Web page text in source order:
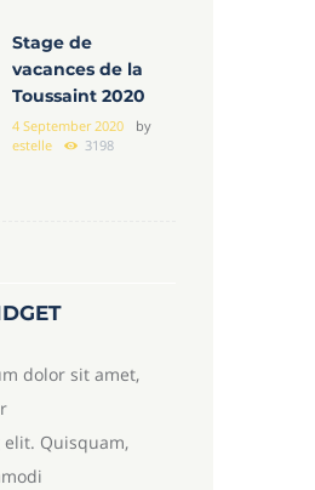
Stage de
vacances de la
Toussaint 2020
4 September 2020
by
estelle
3198
dolor sit amet,
Quisquam,